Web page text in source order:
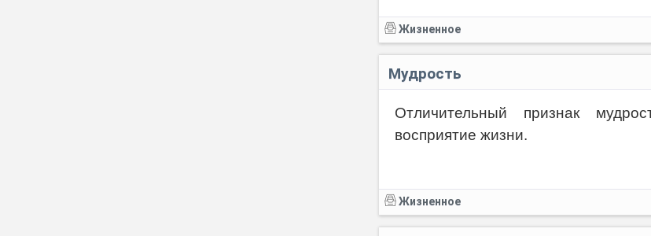
Жизненное
Мудрость
Отличительный признак
восприятие жизни.
Жизненное